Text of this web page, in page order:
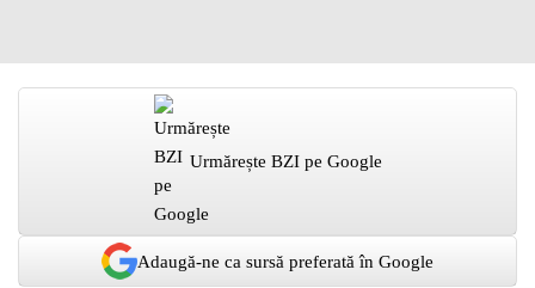
Urmărește BZI pe Google
Adaugă-ne ca sursă preferată în Google